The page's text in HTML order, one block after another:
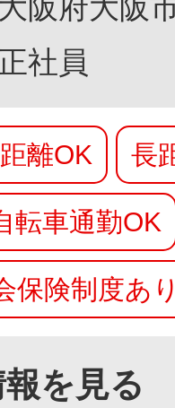
大阪府大阪
正社員
離OK 長
転車通勤OK
保険制度あ
を見る